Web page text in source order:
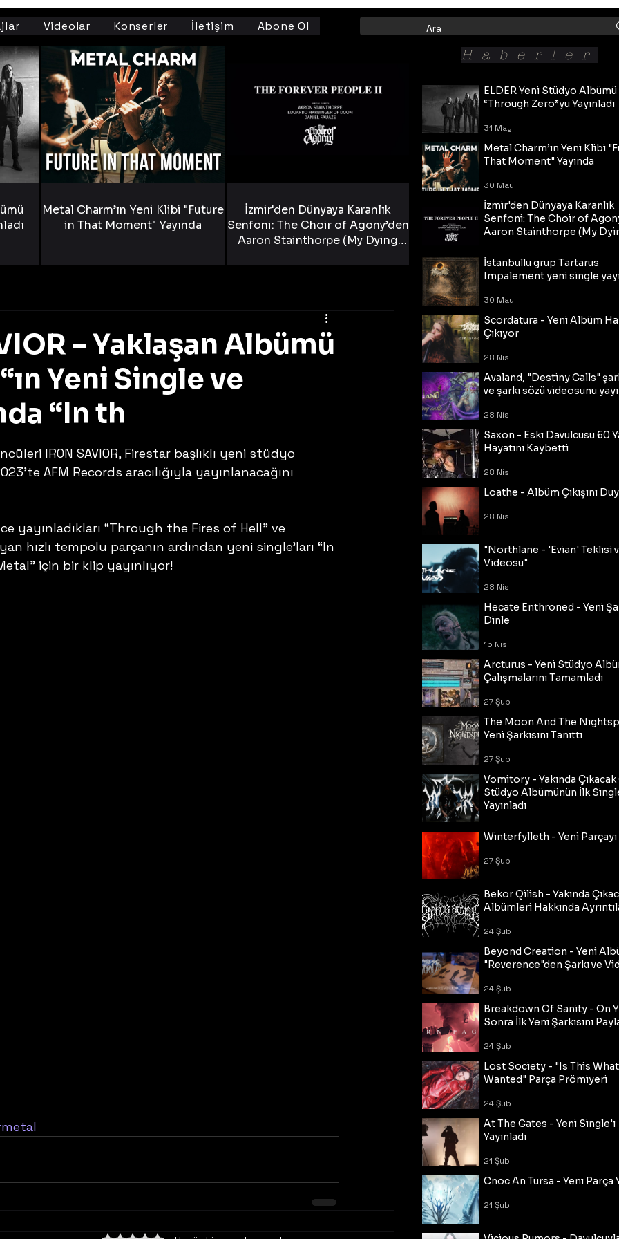
Videolar Konserler İletişim Abone Ol
– Yaklaşan Albümü
Yeni Single ve
“In th
IRON SAVIOR, Firestar başlıklı yeni stüdyo
AFM Records aracılığıyla yayınlanacağını
yayınladıkları “Through the Fires of Hell” ve
hızlı tempolu parçanın ardından yeni single’ları “In
için bir klip yayınlıyor!
Metal Charm’ın Yeni Klibi "Future
in That Moment" Yayında
İzmir'den Dünyaya Karanlık
Senfoni: The Choir of Agony’den
Aaron Stainthorpe (My Dying
ELDER Yeni Stüdyo Albümü
“Through Zero”yu Yayınladı
31 May
Metal Charm’ın Yeni Klibi
That Moment" Yayında
30 May
İzmir'den Dünyaya Karanlık
Senfoni: The Choir of
Aaron Stainthorpe (My
Tekli!
30 May
İstanbullu grup Tartarus
Impalement yeni single
30 May
Scordatura - Yeni Albüm
Çıkıyor
28 Nis
Avaland, "Destiny Calls"
ve şarkı sözü videosunu
28 Nis
Saxon - Eski Davulcusu 60
Hayatını Kaybetti
28 Nis
Loathe - Albüm Çıkışını
28 Nis
"Northlane - 'Evian' Teklisi
Videosu"
28 Nis
Hecate Enthroned - Yeni
Dinle
15 Nis
Arcturus - Yeni Stüdyo
Çalışmalarını Tamamladı
27 Şub
The Moon And The
Yeni Şarkısını Tanıttı
27 Şub
Vomitory - Yakında
Stüdyo Albümünün İlk
Yayınladı
Winterfylleth - Yeni Parçayı
27 Şub
Bekor Qilish - Yakında
Albümleri Hakkında
24 Şub
Beyond Creation - Yeni
"Reverence"den Şarkı ve
24 Şub
Breakdown Of Sanity - On
Sonra İlk Yeni Şarkısını
24 Şub
Lost Society - "Is This
Wanted" Parça Prömiyeri
24 Şub
At The Gates - Yeni Single'ı
Yayınladı
21 Şub
Cnoc An Tursa - Yeni Parça
21 Şub
Haberler